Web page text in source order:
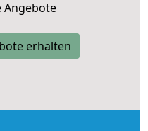
Angebote
erhalten